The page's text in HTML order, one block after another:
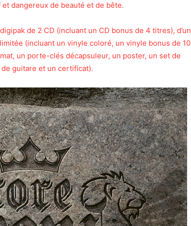
dangereux de beauté et de bête.
de 2 CD (incluant un CD bonus de 4 titres), d’un
(incluant un vinyle coloré, un vinyle bonus de 10
un porte-clés décapsuleur, un poster, un set de
guitare et un certificat).